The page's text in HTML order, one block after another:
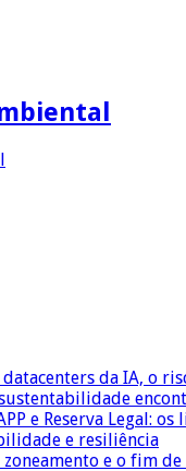
da IA, o
e Reserva Legal:
e resiliência
e o fim